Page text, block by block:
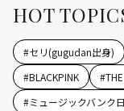
HOT
#セリ(gugudan出身)
#BLACKPINK #
#ミュージックバンク